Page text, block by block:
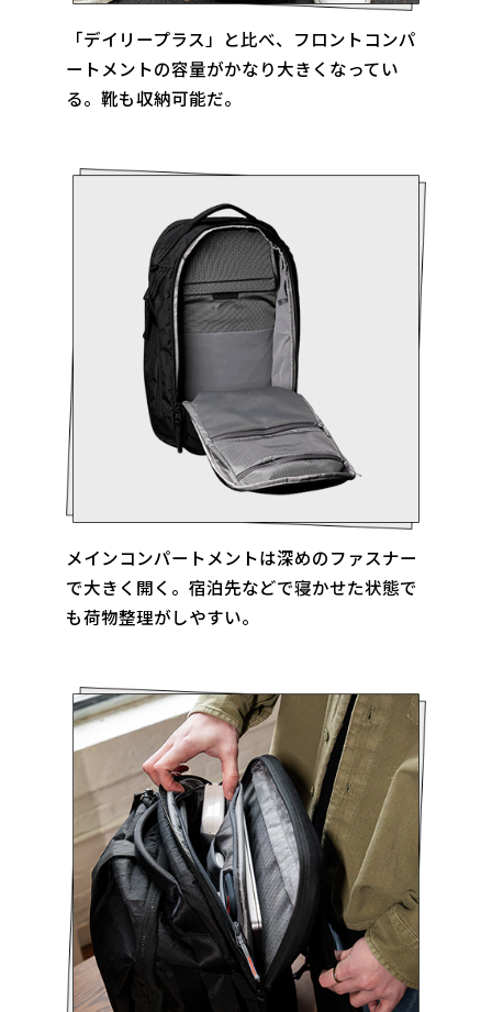
「デイリープラス」と比べ、フロントコンパ
ートメントの容量がかなり大きくなってい
る。靴も収納可能だ。
メインコンパートメントは深めのファスナー
で大きく開く。宿泊先などで寝かせた状態で
も荷物整理がしやすい。